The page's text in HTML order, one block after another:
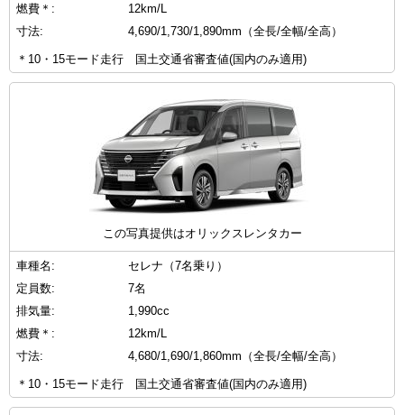
燃費＊:
12km/L
寸法:
4,690/1,730/1,890mm（全長/全幅/全高）
＊10・15モード走行 国土交通省審査値(国内のみ適用)
この写真提供はオリックスレンタカー
車種名:
セレナ（7名乗り）
定員数:
7名
排気量:
1,990cc
燃費＊:
12km/L
寸法:
4,680/1,690/1,860mm（全長/全幅/全高）
＊10・15モード走行 国土交通省審査値(国内のみ適用)